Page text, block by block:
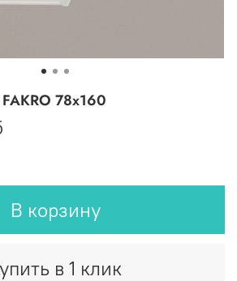
78x160
В корзину
в 1 клик